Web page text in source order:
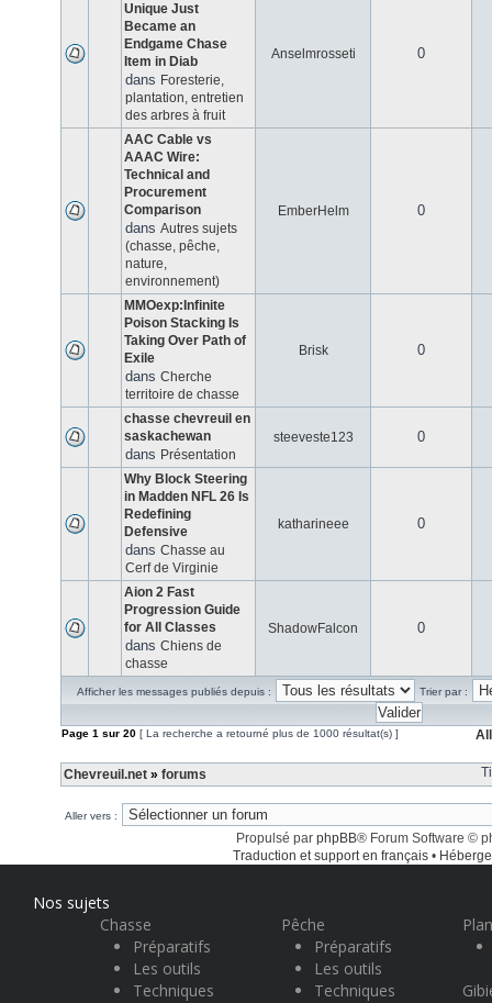
Unique Just
Became an
Endgame Chase
Item in Diab
dans Foresterie,
plantation, entretien
des arbres à fruit
Anselmrosseti 0
AAC Cable vs
AAAC Wire:
Technical and
Procurement
Comparison
dans Autres sujets
(chasse, pêche,
nature,
environnement)
EmberHelm 0
MMOexp:Infinite
Poison Stacking Is
Taking Over Path of
Exile
dans Cherche
territoire de chasse
Brisk 0
chasse chevreuil en
saskachewan
dans Présentation
steeveste123 0
Why Block Steering
in Madden NFL 26 Is
Redefining
Defensive
dans Chasse au
Cerf de Virginie
katharineee 0
Aion 2 Fast
Progression Guide
for All Classes
dans Chiens de
chasse
ShadowFalcon 0
Afficher les messages publiés depuis : Trier par :
Page 1 sur 20 [ La recherche a retourné plus de 1000 résultat(s) ]
Chevreuil.net » forums
Aller vers :
Propulsé par phpBB® Forum Software ©
Traduction et support en français •
Nos sujets
Chasse
Préparatifs
Les outils
Techniques
Pêche
Préparatifs
Les outils
Techniques